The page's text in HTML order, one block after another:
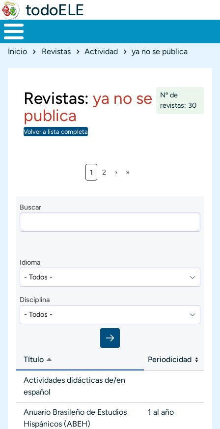
todoELE
Ruta de navegación
Inicio Revistas Actividad ya no se publica
Revistas: ya no se
publica
Nº de
revistas: 30
Volver a lista completa
Paginación
Página actual
1 Página
2 Siguiente página
› Última página
»
Buscar
Idioma
Disciplina
Título Ordenar descendente Periodicidad
Actividades didácticas de/en
español
Anuario Brasileño de Estudios
Hispánicos (ABEH)
1 al año